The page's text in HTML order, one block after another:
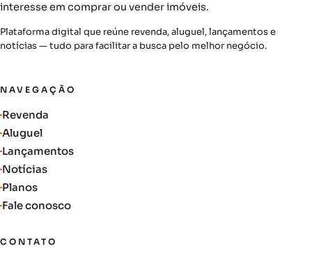
interesse em comprar ou vender imóveis.
Plataforma digital que reúne revenda, aluguel, lançamentos e
notícias — tudo para facilitar a busca pelo melhor negócio.
NAVEGAÇÃO
Revenda
Aluguel
Lançamentos
Notícias
Planos
Fale conosco
CONTATO